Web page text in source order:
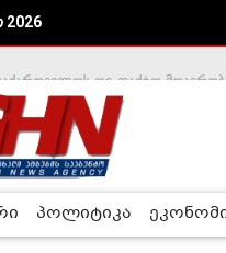
2026
პოლიტიკა